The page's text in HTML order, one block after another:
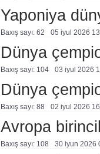
Yaponiya
Baxış sayı: 62 05 i̇yul 2026
Dünya
Baxış sayı: 104 03 i̇yul 2026
Dünya
Baxış sayı: 88 02 i̇yul 2026
Avropa
Baxış sayı: 108 30 i̇yun 2026